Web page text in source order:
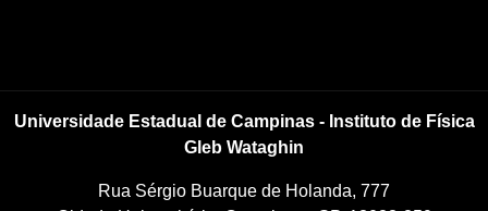
Universidade Estadual de Campinas - Instituto de Física
Gleb Wataghin
Rua Sérgio Buarque de Holanda, 777